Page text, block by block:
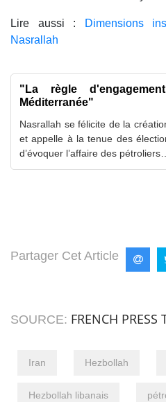
Lire aussi :
Dimensions
Nasrallah
"La règle
Méditerranée"
Nasrallah se félicite de la
et appelle à la tenue des
d’évoquer l’affaire des
Partager Cet Article
SOURCE: FRENCH PRESS
Iran Hezbollah
Hezbollah libanais